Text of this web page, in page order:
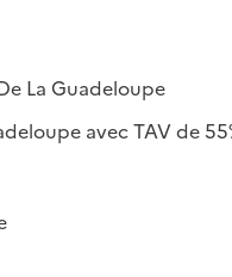
La Guadeloupe
avec TAV de